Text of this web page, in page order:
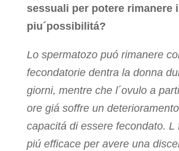
sessuali per potere rimanere
piu´possibilitá?
Lo spermatozo puó rimanere
fecondatorie dentra la donna
giorni, mentre che l´ovulo a
ore giá soffre un
capacitá di essere fecondato. L
piú efficace per avere una